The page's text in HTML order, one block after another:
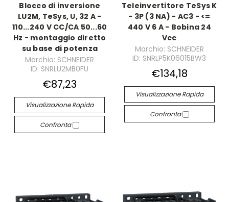
Blocco di inversione
LU2M, TeSys, U, 32 A -
110...240 V CC/CA 50...60
Hz - montaggio diretto
su base di potenza
Marchio: SCHNEIDER
ID: SNRLU2MB0FU
€87,23
Visualizzazione Rapida
Confronta
Teleinvertitore TeSys K
- 3P (3 NA) - AC3 - <=
440 V 6 A - Bobina 24
Vcc
Marchio: SCHNEIDER
ID: SNRLP5K06015BW3
€134,18
Visualizzazione Rapida
Confronta